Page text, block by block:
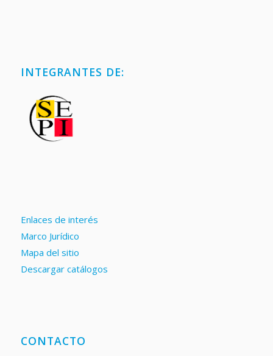
INTEGRANTES DE:
Enlaces de interés
Marco Jurídico
Mapa del sitio
Descargar catálogos
CONTACTO